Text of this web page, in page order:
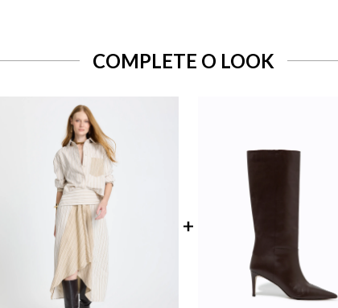
COMPLETE O LOOK